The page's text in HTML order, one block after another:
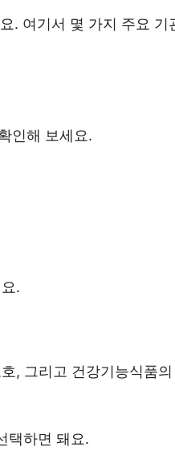
. 여기서 몇 가지 주요 기
인해 보세요.
.
, 그리고 건강기능식품
택하면 돼요.